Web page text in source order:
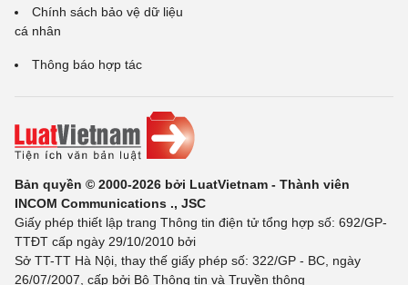
Chính sách bảo vệ dữ liệu
cá nhân
Thông báo hợp tác
Bản quyền © 2000-2026 bởi LuatVietnam - Thành viên
INCOM Communications ., JSC
Giấy phép thiết lập trang Thông tin điện tử tổng hợp số: 692/GP-
TTĐT cấp ngày 29/10/2010 bởi
Sở TT-TT Hà Nội, thay thế giấy phép số: 322/GP - BC, ngày
26/07/2007, cấp bởi Bộ Thông tin và Truyền thông